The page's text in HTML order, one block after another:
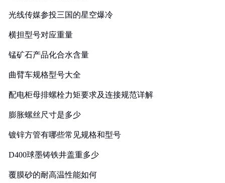
光线传媒参投三国的星空爆冷
横担型号对应重量
锰矿石产品化合水含量
曲臂车规格型号大全
配电柜母排螺栓力矩要求及连接规范详解
膨胀螺丝尺寸是多少
镀锌方管有哪些常见规格和型号
D400球墨铸铁井盖重多少
覆膜砂的耐高温性能如何